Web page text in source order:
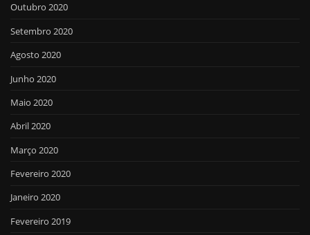
Outubro 2020
Setembro 2020
Agosto 2020
Junho 2020
Maio 2020
Abril 2020
Março 2020
Fevereiro 2020
Janeiro 2020
Fevereiro 2019